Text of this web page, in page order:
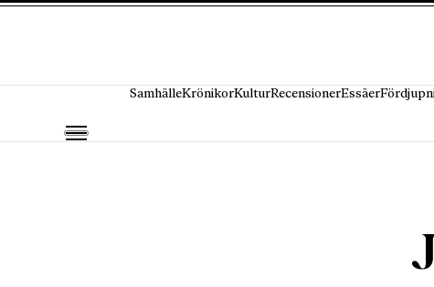
SamhälleKrönikorKulturRecensionerEssäer